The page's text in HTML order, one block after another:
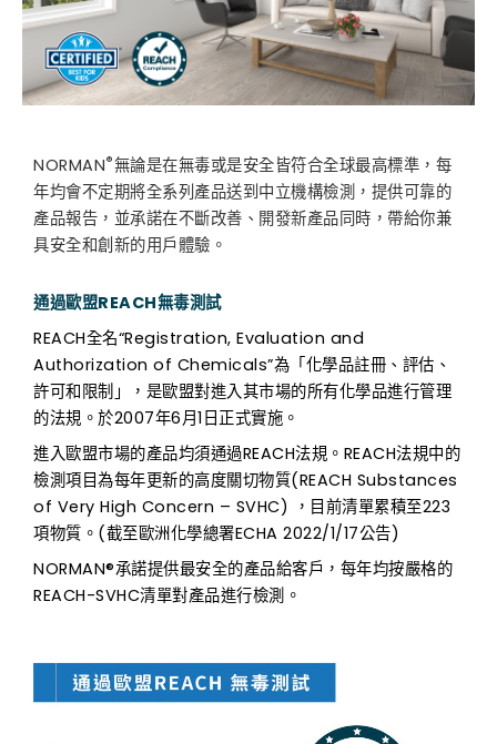
NORMAN®無論是在無毒或是安全皆符合全球最高標準，每
年均會不定期將全系列產品送到中立機構檢測，提供可靠的
產品報告，並承諾在不斷改善、開發新產品同時，帶給你兼
具安全和創新的用戶體驗。
通過歐盟REACH無毒測試
REACH全名“Registration, Evaluation and
Authorization of Chemicals”為「化學品註冊、評估、
許可和限制」，是歐盟對進入其市場的所有化學品進行管理
的法規。於2007年6月1日正式實施。
進入歐盟市場的產品均須通過REACH法規。REACH法規中的
檢測項目為每年更新的高度關切物質(REACH Substances
of Very High Concern – SVHC) ，目前清單累積至223
項物質。(截至歐洲化學總署ECHA 2022/1/17公告)
NORMAN®承諾提供最安全的產品給客戶，每年均按嚴格的
REACH-SVHC清單對產品進行檢測。